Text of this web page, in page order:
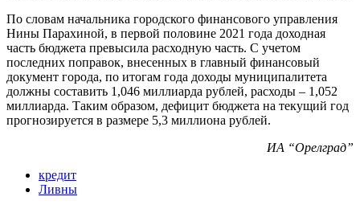
По словам начальника городского финансового управления
Нины Парахиной, в первой половине 2021 года доходная
часть бюджета превысила расходную часть. С учетом
последних поправок, внесенных в главный финансовый
документ города, по итогам года доходы муниципалитета
должны составить 1,046 миллиарда рублей, расходы – 1,052
миллиарда. Таким образом, дефицит бюджета на текущий год
прогнозируется в размере 5,3 миллиона рублей.
ИА “Орелград”
кредит
Ливны